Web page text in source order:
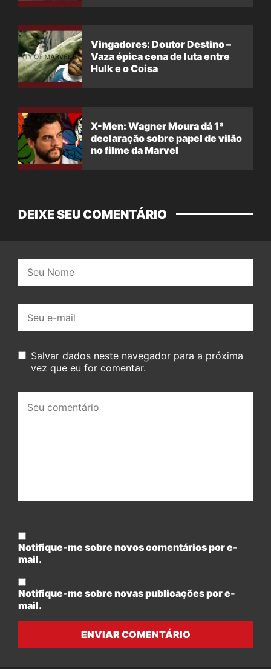
Vingadores: Doutor Destino –
Vaza épica cena de luta entre
Hulk e o Coisa
X-Men: Wagner Moura dá 1ª
declaração sobre papel de vilão
no filme da Marvel
DEIXE SEU COMENTÁRIO
mail:
Salvar dados neste navegador para a próxima
vez que eu for comentar.
comentário:
Notifique-me sobre novos comentários por e-
mail.
Notifique-me sobre novas publicações por e-
mail.
ENVIAR COMENTÁRIO